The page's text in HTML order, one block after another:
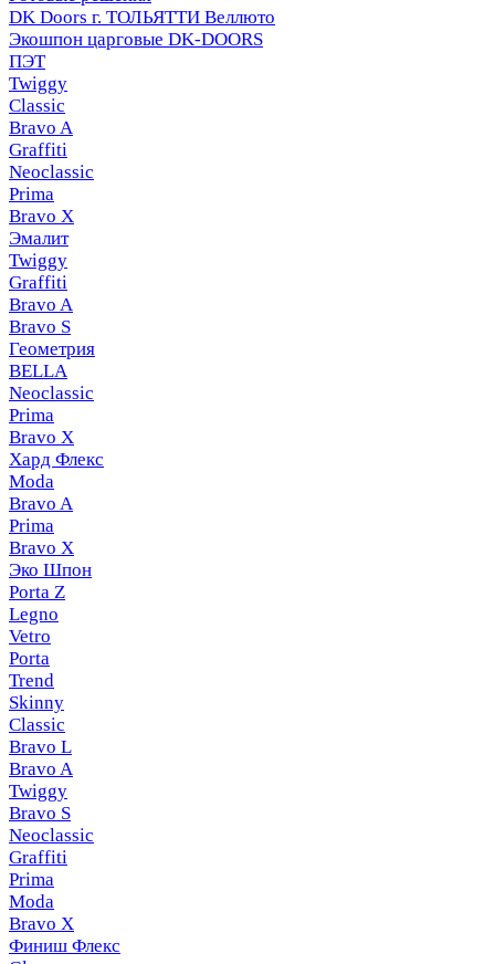
DK Doors г. ТОЛЬЯТТИ Веллюто
Экошпон царговые DK-DOORS
ПЭТ
Twiggy
Classic
Bravo A
Graffiti
Neoclassic
Prima
Bravo X
Эмалит
Twiggy
Graffiti
Bravo A
Bravo S
Геометрия
BELLA
Neoclassic
Prima
Bravo X
Хард Флекс
Moda
Bravo A
Prima
Bravo X
Эко Шпон
Porta Z
Legno
Vetro
Porta
Trend
Skinny
Classic
Bravo L
Bravo A
Twiggy
Bravo S
Neoclassic
Graffiti
Prima
Moda
Bravo X
Финиш Флекс